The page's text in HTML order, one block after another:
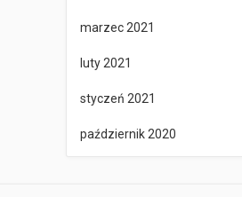
marzec 2021
luty 2021
styczeń 2021
październik 2020